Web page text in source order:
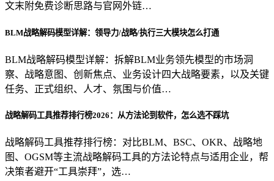
文末附免费诊断思路与官网外链…
BLM战略解码模型详解：领导力/战略/执行三大模块怎么打通
BLM战略解码模型详解：拆解BLM业务领先模型的市场洞
察、战略意图、创新焦点、业务设计四大战略要素，以及关键
任务、正式组织、人才、氛围与价值…
战略解码工具推荐排行榜2026：从方法论到软件，怎么选不踩坑
战略解码工具推荐排行榜：对比BLM、BSC、OKR、战略地
图、OGSM等主流战略解码工具的方法论特点与适用企业，帮
决策者避开“工具崇拜”，选…